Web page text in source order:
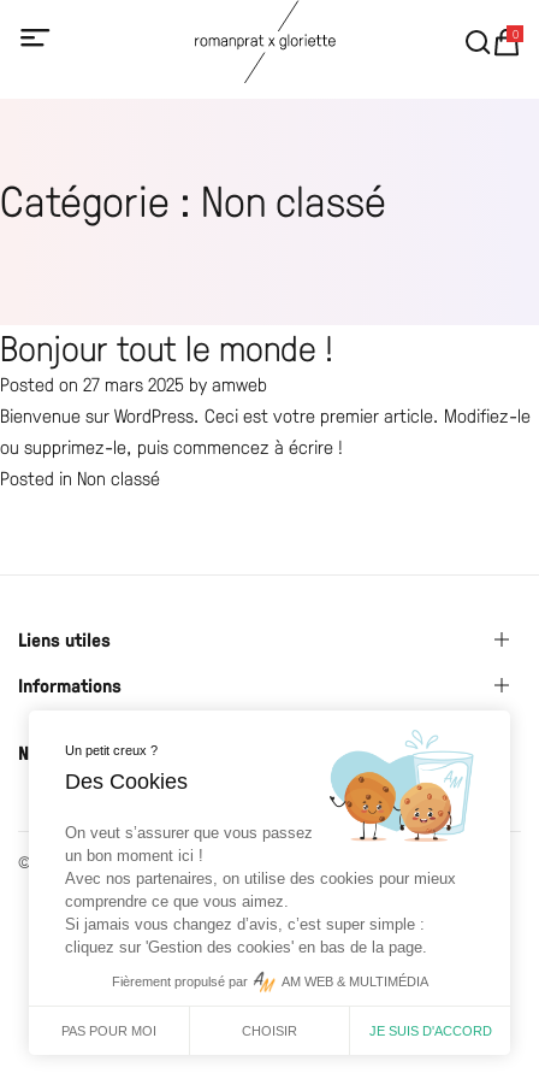
0
Catégorie : Non classé
Bonjour tout le monde !
Posted on 27 mars 2025 byamweb
Bienvenue sur WordPress. Ceci est votre premier article. Modifiez-le
ou supprimez-le, puis commencez à écrire !
Posted in Non classé
Liens utiles
Informations
Newsletter
© 2026 Roman Prat x Gloriette - Réalisé par
Un petit creux ?
Des Cookies
On veut s’assurer que vous passez
un bon moment ici !
Avec nos partenaires, on utilise des cookies pour mieux
comprendre ce que vous aimez.
Si jamais vous changez d’avis, c’est super simple :
cliquez sur 'Gestion des cookies' en bas de la page.
Fièrement propulsé par AM WEB & MULTIMÉDIA
PAS POUR MOI CHOISIR JE SUIS D'ACCORD